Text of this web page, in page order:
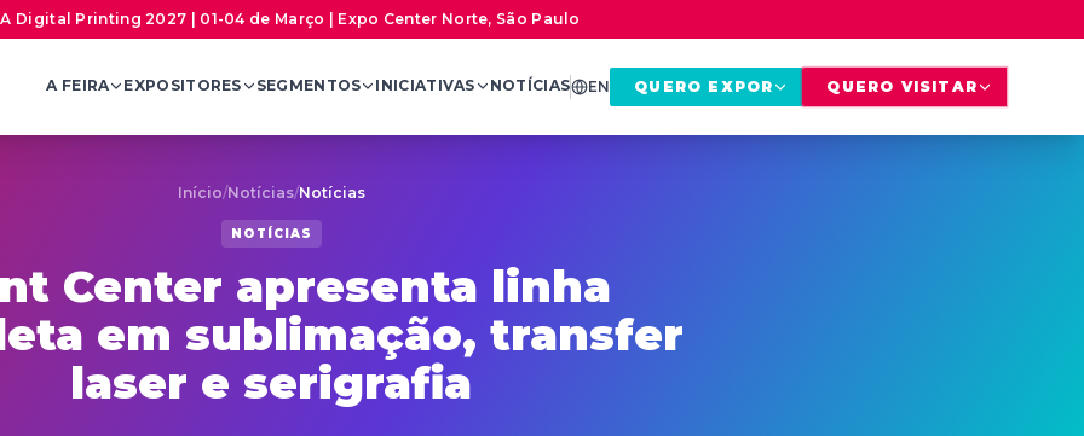
Digital Printing 2027 | 01-04 de Março | Expo Center Norte, São Paulo
A FEIRA EXPOSITORES SEGMENTOS INICIATIVAS NOTÍCIAS EN QUERO EXPOR QUERO VISITAR
Início/Notícias/Notícias
NOTÍCIAS
Center apresenta linha
em sublimação, transfer
laser e serigrafia